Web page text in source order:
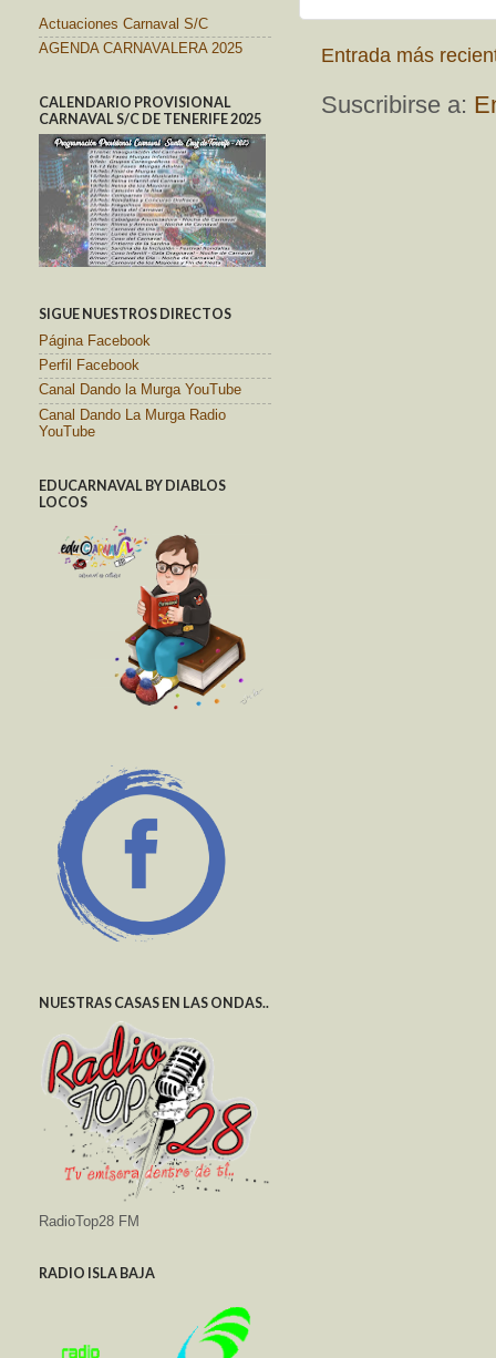
Entrada más
Suscribirse a:
Actuaciones Carnaval S/C
AGENDA CARNAVALERA 2025
CALENDARIO PROVISIONAL
CARNAVAL S/C DE TENERIFE 2025
SIGUE NUESTROS DIRECTOS
Página Facebook
Perfil Facebook
Canal Dando la Murga YouTube
Canal Dando La Murga Radio
YouTube
EDUCARNAVAL BY DIABLOS
LOCOS
NUESTRAS CASAS EN LAS ONDAS..
RadioTop28 FM
RADIO ISLA BAJA